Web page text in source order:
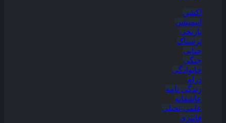
اکشن
انیمیشن
تاریخی
ترسناک
جنایی
جنگی
خانوادگی
درام
زندگی نامه
عاشقانه
علمی-تخیلی
فانتزی